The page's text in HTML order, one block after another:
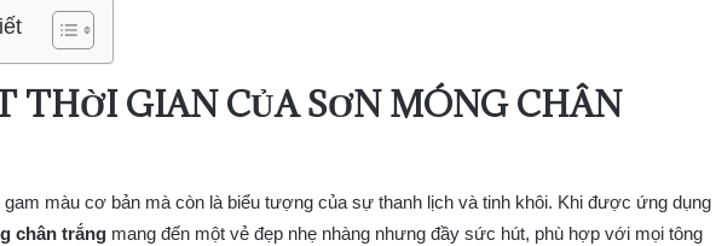
THỜI GIAN CỦA SƠN MÓNG CHÂN
gam màu cơ bản mà còn là biểu tượng của sự thanh lịch và tinh khôi. Khi được ứng dụng
chân trắng mang đến một vẻ đẹp nhẹ nhàng nhưng đầy sức hút, phù hợp với mọi tông